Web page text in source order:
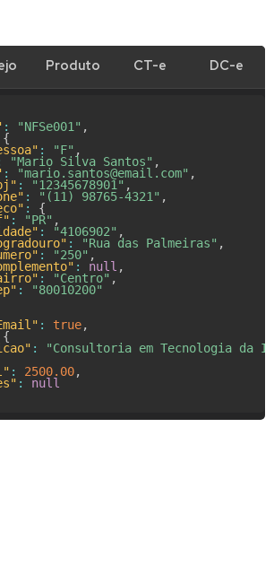
Produto CT-e DC-e
: "NFSe001" ,
{
: "F" ,
"Mario Silva Santos" ,
: "mario.santos@email.com" ,
: "12345678901" ,
: "(11) 98765-4321" ,
:
{
: "PR" ,
: "4106902" ,
: "Rua das Palmeiras" ,
: "250" ,
: null ,
: "Centro" ,
:
"80010200"
: true,
{
:
"Consultoria em Tecnologia da
: 2500.00,
:
null